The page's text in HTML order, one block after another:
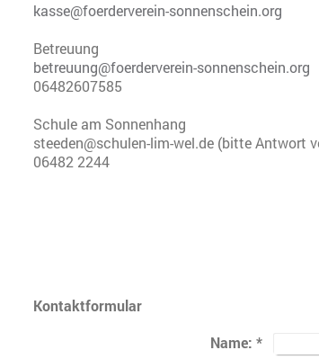
kasse@foerderverein-sonnenschein.org
Betreuung
betreuung@foerderverein-sonnenschein.org
06482607585
Schule am Sonnenhang
steeden@schulen-lim-wel.de (bitte Antwort
06482 2244
Kontaktformular
Name: *